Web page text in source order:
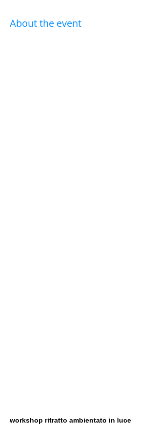
About the event
workshop ritratto ambientato in luce